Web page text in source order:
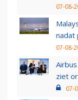
07-08-
nadat
07-08-
ziet
07-